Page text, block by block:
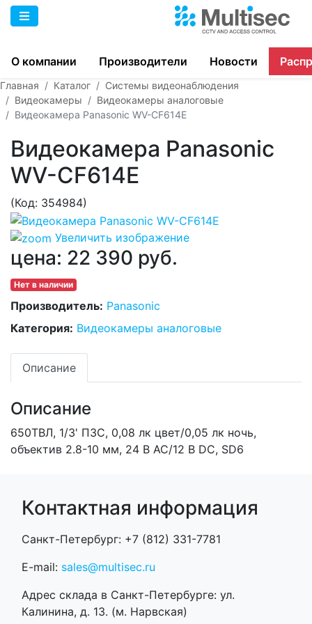
О компании Производители Новости
Главная Каталог
Системы видеонаблюдения
Видеокамеры
Видеокамеры аналоговые
Видеокамера Panasonic WV-CF614E
Видеокамера Panasonic
WV-CF614E
(Код: 354984)
Увеличить изображение
цена: 22 390 руб.
Нет в наличии
Производитель: Panasonic
Категория: Видеокамеры аналоговые
Описание
Описание
650ТВЛ, 1/3' ПЗС, 0,08 лк цвет/0,05 лк ночь,
объектив 2.8-10 мм, 24 В AC/12 B DC, SD6
Контактная информация
Санкт-Петербург: +7 (812) 331-7781
E-mail: sales@multisec.ru
Адрес склада в Санкт-Петербурге: ул.
Калинина, д. 13. (м. Нарвская)